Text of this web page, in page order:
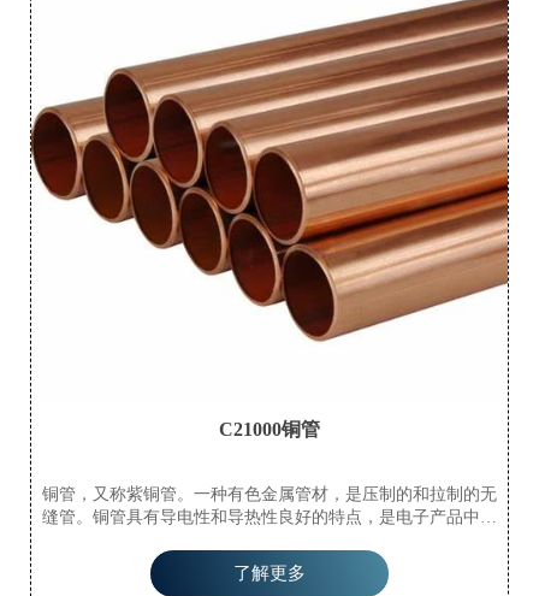
C21000铜管
铜管，又称紫铜管。一种有色金属管材，是压制的和拉制的无
缝管。铜管具有导电性和导热性良好的特点，是电子产品中导
住宅商品房中安装水管、供暖和制冷管道的首选。铜管具有很
强的耐腐蚀性，不易氧化，不易与一些液态物质发生化学反
了解更多